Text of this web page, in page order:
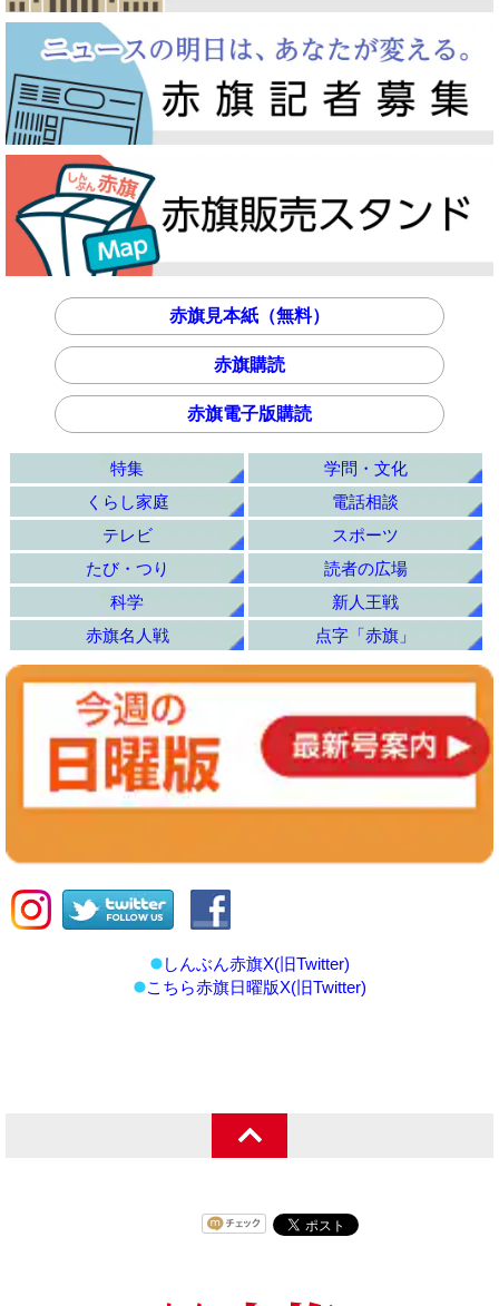
赤旗見本紙（無料）
赤旗購読
赤旗電子版購読
特集
学問・文化
くらし家庭
電話相談
テレビ
スポーツ
たび・つり
読者の広場
科学
新人王戦
赤旗名人戦
点字「赤旗」
しんぶん赤旗X(旧Twitter)
こちら赤旗日曜版X(旧Twitter)